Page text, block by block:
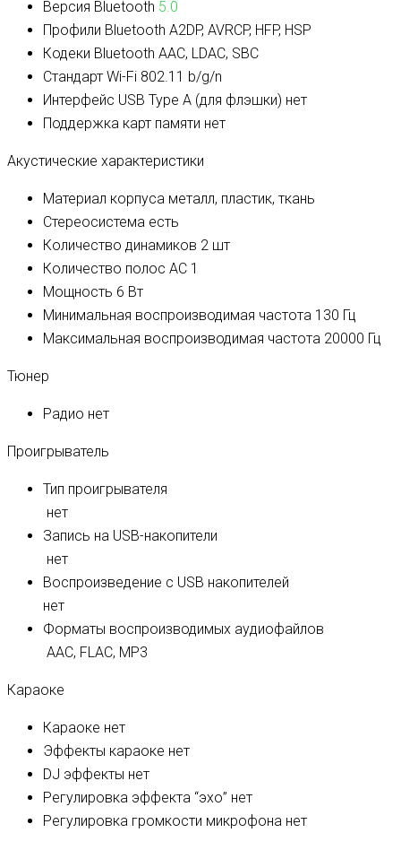
Версия Bluetooth 5.0
Профили Bluetooth A2DP, AVRCP, HFP, HSP
Кодеки Bluetooth AAC, LDAC, SBC
Стандарт Wi-Fi 802.11 b/g/n
Интерфейс USB Type A (для флэшки) нет
Поддержка карт памяти нет
Акустические характеристики
Материал корпуса металл, пластик, ткань
Стереосистема есть
Количество динамиков 2 шт
Количество полос AC 1
Мощность 6 Вт
Минимальная воспроизводимая частота 130 Гц
Максимальная воспроизводимая частота 20000 Гц
Тюнер
Радио нет
Проигрыватель
Тип проигрывателя
нет
Запись на USB-накопители
нет
Воспроизведение с USB накопителей
нет
Форматы воспроизводимых аудиофайлов
AAC, FLAC, MP3
Караоке
Караоке нет
Эффекты караоке нет
DJ эффекты нет
Регулировка эффекта “эхо” нет
Регулировка громкости микрофона нет